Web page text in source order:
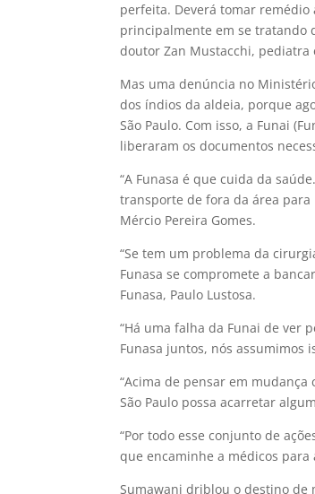
perfeita. Deverá tomar
principalmente em se tratando
doutor Zan Mustacchi, pediatra
Mas uma denúncia no
dos índios da aldeia, porque
São Paulo. Com isso, a Funai
liberaram os documentos
“A Funasa é que cuida da
transporte de fora da área para
Mércio Pereira Gomes.
“Se tem um problema da
Funasa se compromete a
Funasa, Paulo Lustosa.
“Há uma falha da Funai de ver
Funasa juntos, nós assumimos
“Acima de pensar em
São Paulo possa acarretar
“Por todo esse conjunto de
que encaminhe a médicos para
Sumawani driblou o destino de